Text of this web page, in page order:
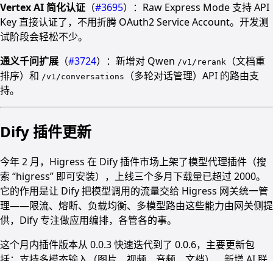
Vertex AI 简化认证 （#3695）：Raw Express Mode 支持 API
Key 直接认证了，不用折腾 OAuth2 Service Account。开发测
试阶段会轻松不少。
通义千问扩展 （#3724）：新增对 Qwen /v1/rerank
（文档重
排序）和 /v1/conversations
（多轮对话管理）API 的路由支
持。
Dify 插件更新
今年 2 月，Higress 在 Dify 插件市场上架了模型代理插件（搜
索 “higress” 即可安装），上线三个多月下载量已超过 2000。
它的作用是让 Dify 把模型调用的流量交给 Higress 网关统一管
理——限流、熔断、负载均衡、多模型路由这些能力由网关侧提
供，Dify 专注做应用编排，各管各的事。
这个月内插件版本从 0.0.3 快速迭代到了 0.0.6，主要更新包